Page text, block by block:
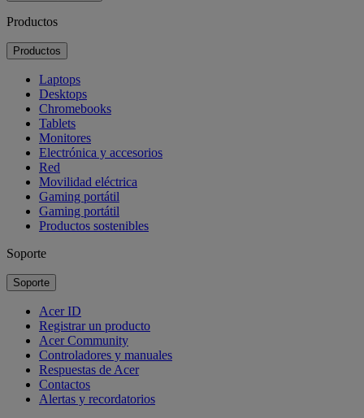
Productos
Productos
Laptops
Desktops
Chromebooks
Tablets
Monitores
Electrónica y accesorios
Red
Movilidad eléctrica
Gaming portátil
Gaming portátil
Productos sostenibles
Soporte
Soporte
Acer ID
Registrar un producto
Acer Community
Controladores y manuales
Respuestas de Acer
Contactos
Alertas y recordatorios